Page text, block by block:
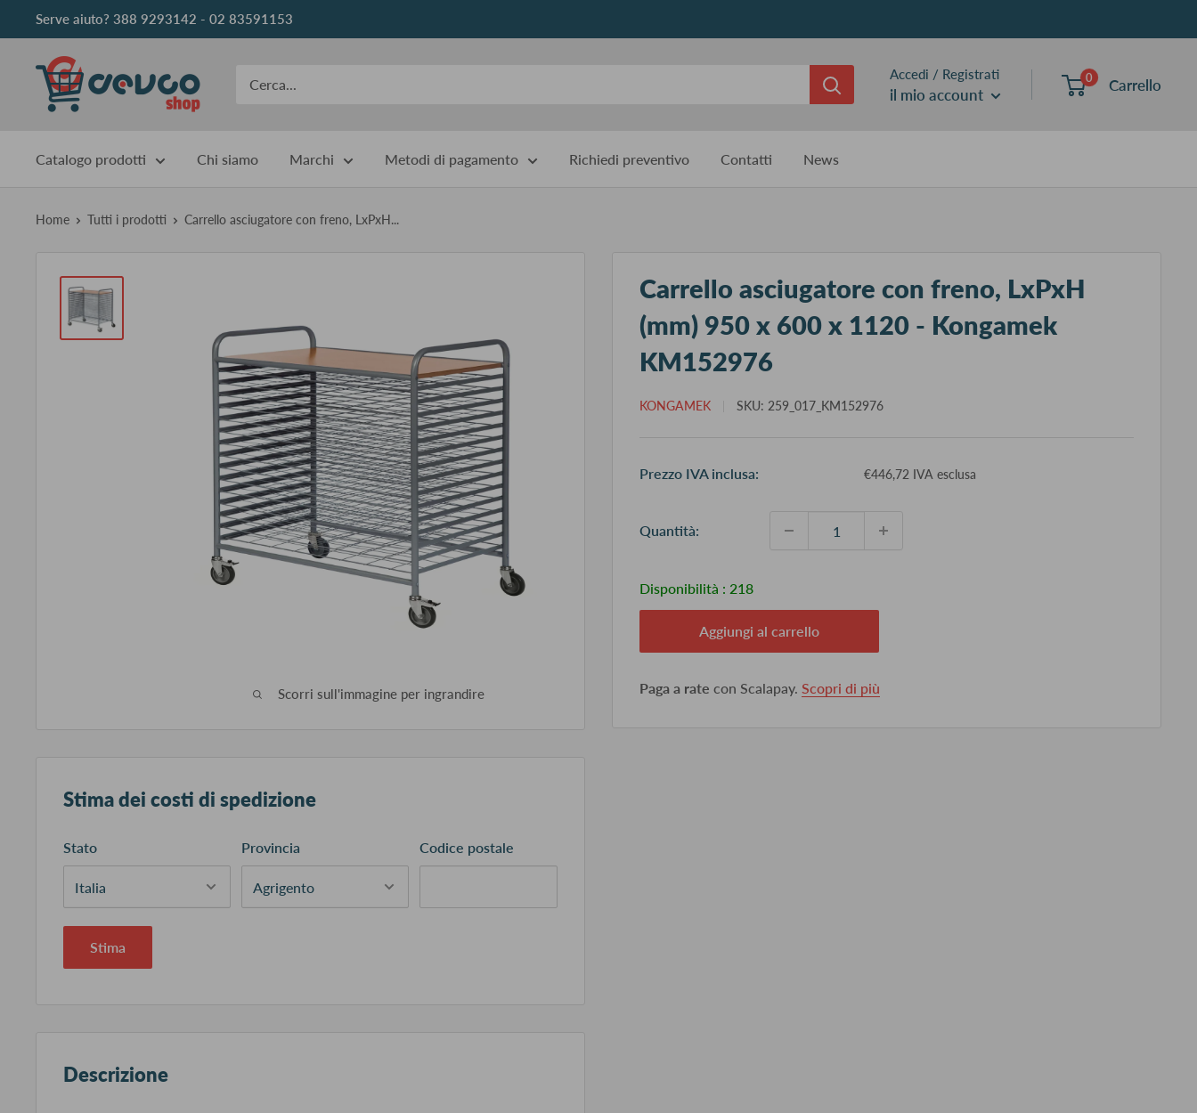
al
contenuto
Serve aiuto? 388 9293142 - 02 83591153
DEVCOshop Accedi / Registrati
il mio account
0 Carrello
Catalogo prodotti Chi siamo Marchi Metodi di pagamento Richiedi preventivo Contatti News
Home Tutti i prodotti Carrello asciugatore con freno, LxPxH...
Scorri sull'immagine per ingrandire
Carrello asciugatore con freno, LxPxH
(mm) 950 x 600 x 1120 - Kongamek
KM152976
KONGAMEK SKU: 259_017_KM152976
Prezzo IVA inclusa: €446,72 IVA esclusa
Quantità:
Disponibilità : 218
Aggiungi al carrello
Paga a rate con Scalapay. Scopri di più
Stima dei costi di spedizione
Stato Provincia Codice postale
Stima
Descrizione